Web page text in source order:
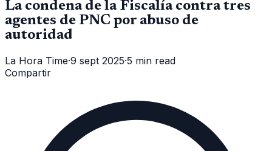
La condena de la Fiscalía contra tres
agentes de PNC por abuso de
autoridad
La Hora Time·9 sept 2025·5 min read
Compartir